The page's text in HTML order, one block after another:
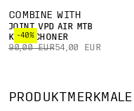
COMBINE WITH
-40%
JOINT VPD AIR MTB
KNIESCHONER
90,00 EUR54,00 EUR
PRODUKTMERKMALE